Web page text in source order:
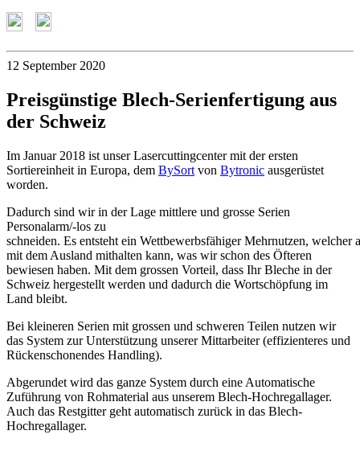
12 September 2020
Preisgünstige Blech-Serienfertigung aus
der Schweiz
Im Januar 2018 ist unser Lasercuttingcenter mit der ersten
Sortiereinheit in Europa, dem BySort von Bytronic ausgerüstet
worden.
Dadurch sind wir in der Lage mittlere und grosse Serien
Personalarm/-los zu
schneiden. Es entsteht ein Wettbewerbsfähiger Mehrnutzen, welcher
mit dem Ausland mithalten kann, was wir schon des Öfteren
bewiesen haben. Mit dem grossen Vorteil, dass Ihr Bleche in der
Schweiz hergestellt werden und dadurch die Wortschöpfung im
Land bleibt.
Bei kleineren Serien mit grossen und schweren Teilen nutzen wir
das System zur Unterstützung unserer Mittarbeiter (effizienteres und
Rückenschonendes Handling).
Abgerundet wird das ganze System durch eine Automatische
Zuführung von Rohmaterial aus unserem Blech-Hochregallager.
Auch das Restgitter geht automatisch zurück in das Blech-
Hochregallager.